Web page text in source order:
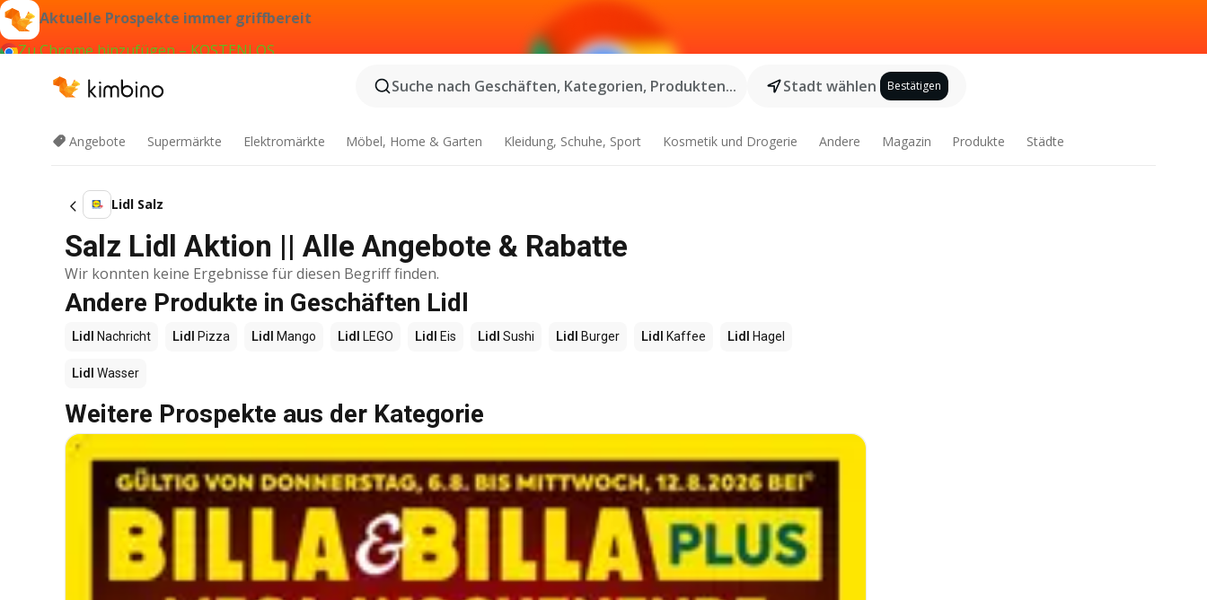
Aktuelle Prospekte immer griffbereit
Zu Chrome hinzufügen – KOSTENLOS
Suche nach Geschäften, Kategorien, Produkten...
Stadt wählen Bestätigen
Angebote Supermärkte Elektromärkte Möbel, Home & Garten Kleidung, Schuhe, Sport Kosmetik und Drogerie Andere Magazin Produkte Städte
Lidl Salz
Salz Lidl Aktion || Alle Angebote & Rabatte
Wir konnten keine Ergebnisse für diesen Begriff finden.
Andere Produkte in Geschäften Lidl
Lidl Nachricht Lidl Pizza Lidl Mango Lidl LEGO Lidl Eis Lidl Sushi Lidl Burger Lidl Kaffee Lidl Hagel
Lidl Wasser
Weitere Prospekte aus der Kategorie